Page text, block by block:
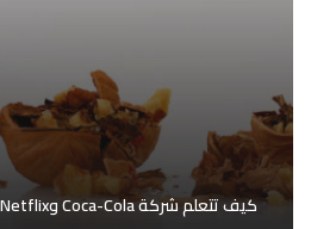
كيف تتعلم شركة Coca-Cola وNetflix وAmazon من الفشل؟